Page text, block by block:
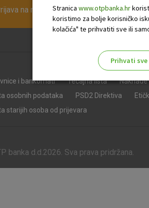
na newsletter OTP banke
i bankomati Tečajna lista Naknade
osobnih podataka
PSD2 Direktiva
starijih osoba od prijevara
banka d.d.2026. Sva prava pridržana.
Stranica www.otpbanka.hr
koristimo za bolje korisničko
kolačića" te prihvatiti sve ili
Prihvati sve